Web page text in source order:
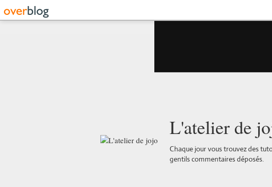
L'atelier de
Chaque jour vous trouvez des
gentils commentaires déposés.